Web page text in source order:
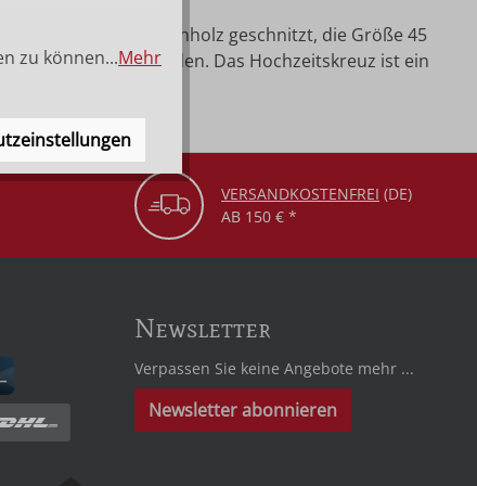
30 cm aus Bergahornholz geschnitzt, die Größe 45
des Kreuzes befinden. Das Hochzeitskreuz ist ein
VERSANDKOSTENFREI (DE)
AB 150 € *
Newsletter
Verpassen Sie keine Angebote mehr ...
Newsletter abonnieren
zu können...Mehr